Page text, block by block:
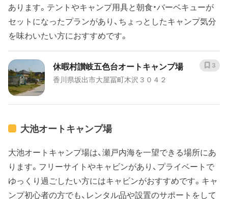
あります。テントやキャンプ用具と朝食・バーベキューが
セットになったプランがあり、ちょっとしたキャンプ気分
を味わいたい方におすすめです。
休暇村讃岐五色台オートキャンプ場
香川県坂出市大屋冨町木沢３０４２
3
大池オートキャンプ場
大池オートキャンプ場は、瀬戸内海を一望できる場所にあ
ります。フリーサイトやキャビンがあり、プライベートで
ゆっくり過ごしたい方にはキャビンがおすすめです。キャ
ンプ初心者の方でも、レンタル品や設置のサポートをして